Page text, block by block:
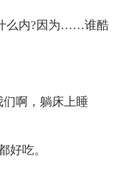
么内?因为……谁酷
们啊，躺床上睡
好吃。